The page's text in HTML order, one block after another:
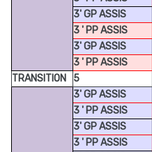
3' GP ASSIS
3 ' PP ASSIS
3' GP ASSIS
3 ' PP ASSIS
TRANSITION
5
3' GP ASSIS
3 ' PP ASSIS
3' GP ASSIS
3 ' PP ASSIS